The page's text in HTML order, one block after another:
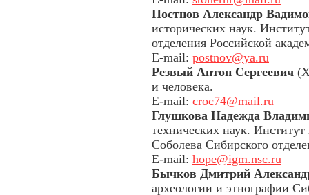
Постнов Александр
исторических наук.
отделения Российской
E-mail: postnov@ya.ru
Резвый Антон Сергеевич
и человека.
E-mail: croc74@mail.ru
Глушкова Надежда
технических наук.
Соболева Сибирского
E-mail: hope@igm.nsc.ru
Бычков Дмитрий
археологии и этнографии